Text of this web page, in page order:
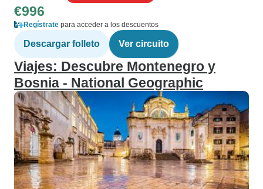
€996
Regístrate para acceder a los descuentos
Descargar folleto Ver circuito
Viajes: Descubre Montenegro y
Bosnia - National Geographic